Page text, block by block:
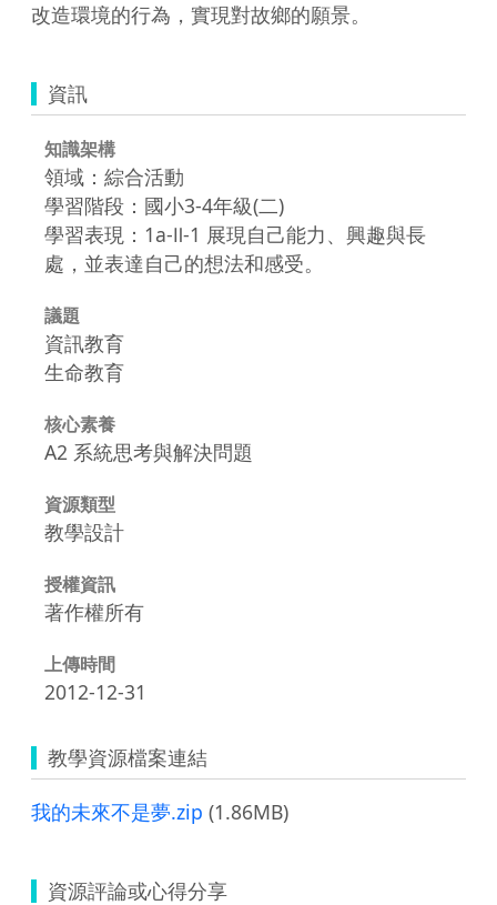
資訊
知識架構
領域：綜合活動
學習階段：國小3-4年級(二)
學習表現：1a-Ⅱ-1 展現自己能力、興趣與長
處，並表達自己的想法和感受。
議題
資訊教育
生命教育
核心素養
A2 系統思考與解決問題
資源類型
教學設計
授權資訊
著作權所有
上傳時間
2012-12-31
教學資源檔案連結
我的未來不是夢.zip (1.86MB)
資源評論或心得分享